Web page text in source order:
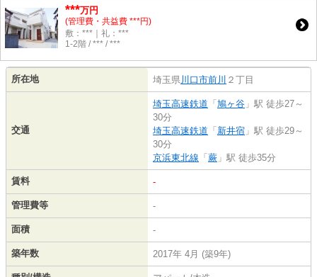
***万円
(管理費・共益費 ***円)
敷：***｜礼：***
1-2階 / *** / ***
所在地 埼玉県川口市前川 ２丁目
交通
埼玉高速鉄道 「 鳩ヶ谷 」駅 徒歩27～
30分
埼玉高速鉄道 「 新井宿 」駅 徒歩29～
30分
京浜東北線 「 蕨 」駅 徒歩35分
賃料 -
管理費等 -
面積 -
築年数 2017年 4月 (築9年)